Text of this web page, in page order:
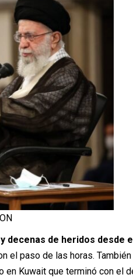
decenas de heridos desde
el paso de las horas.
en Kuwait que terminó con el